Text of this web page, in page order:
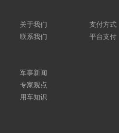
关于我们
联系我们
支付方式
平台支付
军事新闻
专家观点
用车知识